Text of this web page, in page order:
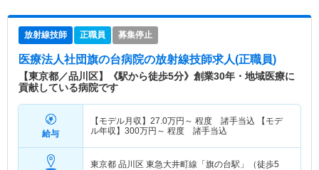
放射線技師 正職員 募集停止
医療法人社団旗の台病院の放射線技師求人(正職員)
【東京都／品川区】《駅から徒歩5分》創業30年・地域医療に
貢献している病院です
給与
【モデル月収】 27.0万円～ 程度 諸手当込 【モデ
ル年収】 300万円～ 程度 諸手当込
東京都 品川区 東急大井町線「旗の台駅」（徒歩5